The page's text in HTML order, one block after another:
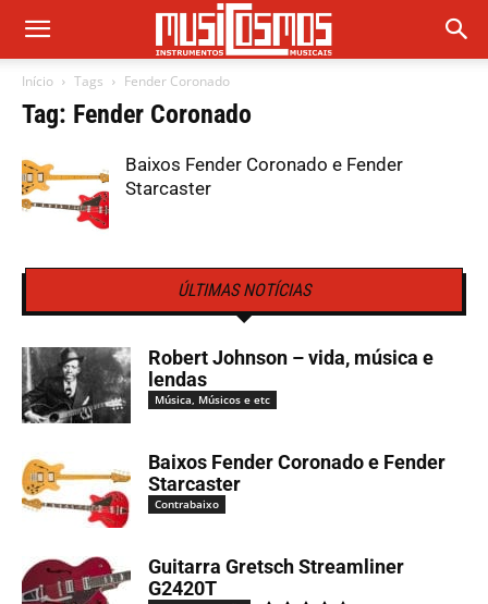
Início Tags Fender Coronado
Tag: Fender Coronado
Baixos Fender Coronado e Fender
Starcaster
ÚLTIMAS NOTÍCIAS
Robert Johnson – vida, música e
lendas
Música, Músicos e etc
Baixos Fender Coronado e Fender
Starcaster
Contrabaixo
Guitarra Gretsch Streamliner
G2420T